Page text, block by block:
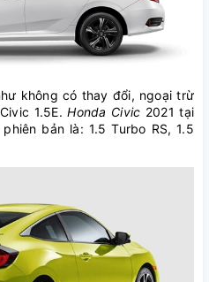
không có thay đổi, ngoại trừ
1.5E.Honda Civic 2021 tại
bản là: 1.5 Turbo RS, 1.5